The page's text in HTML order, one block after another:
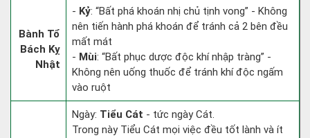
Bành Tổ
Bách Kỵ
Nhật
- Kỷ: “Bất phá khoán nhị chủ tịnh vong” - Không
nên tiến hành phá khoán để tránh cả 2 bên đều
mất mát
- Mùi: “Bất phục dược độc khí nhập tràng” -
Không nên uống thuốc để tránh khí độc ngấm
vào ruột
Ngày: Tiểu Cát - tức ngày Cát.
Trong này Tiểu Cát mọi việc đều tốt lành và ít